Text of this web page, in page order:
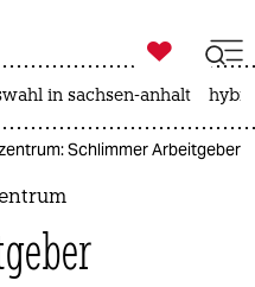

taz zahl ich
in sachsen-anhalt
Schlimmer Arbeitgeber